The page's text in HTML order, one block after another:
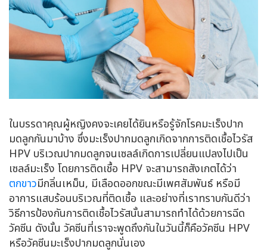
ในบรรดาคุณผู้หญิงคงจะเคยได้ยินหรือรู้จักโรคมะเร็งปาก
มดลูกกันมาบ้าง ซึ่งมะเร็งปากมดลูกเกิดจากการติดเชื้อไวรัส
HPV บริเวณปากมดลูกจนเซลล์เกิดการเปลี่ยนแปลงไปเป็น
เซลล์มะเร็ง โดยการติดเชื้อ HPV จะสามารถสังเกตได้ว่า
ตกขาวมีกลิ่นเหม็น, มีเลือดออกขณะมีเพศสัมพันธ์ หรือมี
อาการแสบร้อนบริเวณที่ติดเชื้อ และอย่างที่เราทราบกันดีว่า
วิธีการป้องกันการติดเชื้อไวรัสนั้นสามารถทำได้ด้วยการฉีด
วัคซีน ดังนั้น วัคซีนที่เราจะพูดถึงกันในวันนี้ก็คือวัคซีน HPV
หรือวัคซีนมะเร็งปากมดลูกนั่นเอง